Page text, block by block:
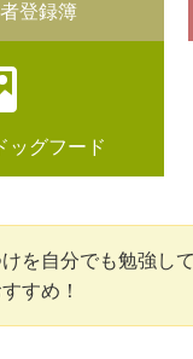
登録簿
ッグフード
けを自分でも勉強し
すめ！